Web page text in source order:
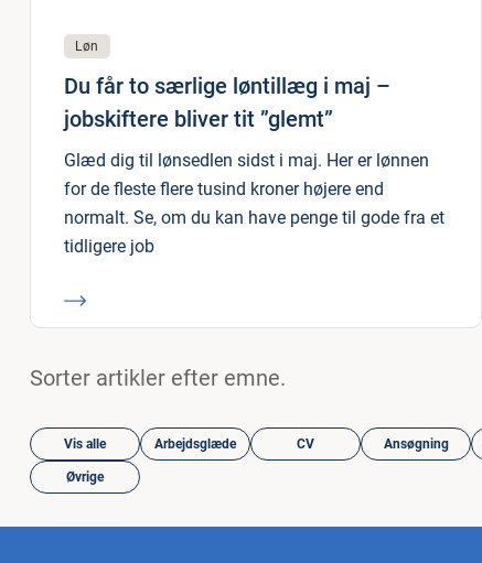
Løn
Du får to særlige løntillæg i maj –
jobskiftere bliver tit ”glemt”
Glæd dig til lønsedlen sidst i maj. Her er lønnen
for de fleste flere tusind kroner højere end
normalt. Se, om du kan have penge til gode fra et
tidligere job
Sorter artikler efter emne.
Vis alle Arbejdsglæde CV Ansøgning
Øvrige